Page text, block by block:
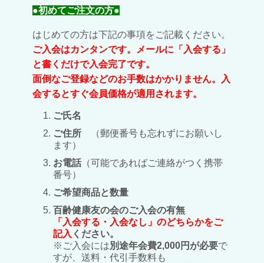
●初めてご注文の方●
はじめての方は下記の事項をご記載ください。
ご入会はカンタンです。メールに「入会する」
と書くだけで入会完了です。
面倒なご登録などのお手数はかかりません。入
会するとすぐ会員価格が適用されます。
ご氏名
ご住所
（郵便番号も忘れずにお願いし
ます）
お電話（可能であればご連絡がつく携帯
番号）
ご希望商品と数量
百齢健康友の会のご入会の有無
「入会する・入会なし」のどちらかをご
記入 ください。
※ご入会には別途年会費2,000円が必要で
すが、送料・代引手数料も